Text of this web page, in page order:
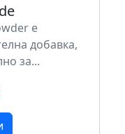
е
добавка,
за...